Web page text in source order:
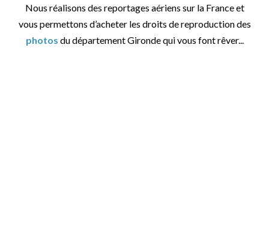
Nous réalisons des reportages aériens sur la France et
vous permettons d’acheter les droits de reproduction des
photos du département Gironde qui vous font rêver...